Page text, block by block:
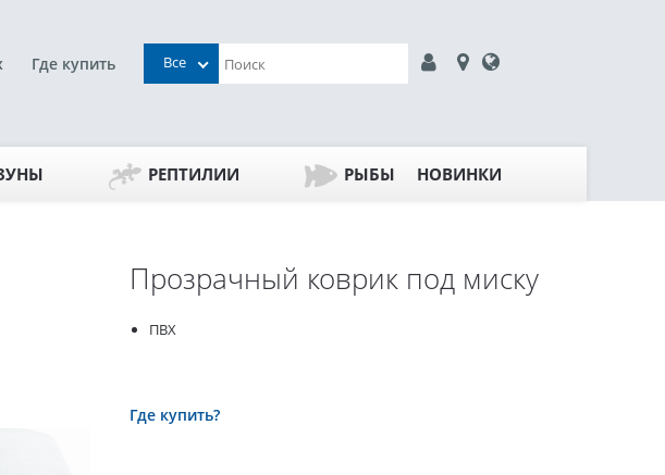
Где купить Все
РЕПТИЛИИ РЫБЫ НОВИНКИ
Прозрачный коврик под миску
ПВХ
Где купить?